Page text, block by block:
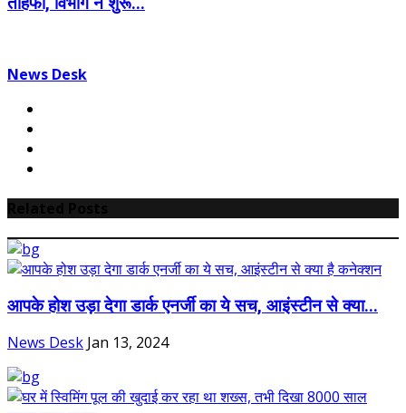
News Desk
आपके होश उड़ा देगा डार्क एनर्जी का ये सच, आइंस्टीन से क्या...
News Desk Jan 13, 2024